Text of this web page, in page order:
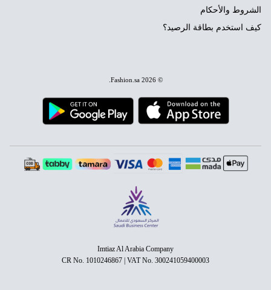
الشروط والأحكام
كيف استخدم بطاقة الرصيد؟
© 2026
Fashion.sa
Imtiaz Al Arabia Company
CR No. 1010246867 | VAT No. 300241059400003